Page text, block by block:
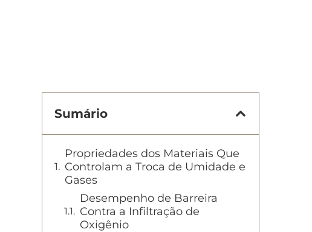
Sumário
Propriedades dos Materiais Que
Controlam a Troca de Umidade e
Gases
Desempenho de Barreira
Contra a Infiltração de
Oxigênio